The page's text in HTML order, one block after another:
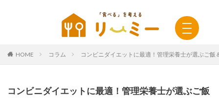
HOME コラム コンビニダイエットに最適！管理栄養士が選ぶご飯
コンビニダイエットに最適！管理栄養士が選ぶご飯